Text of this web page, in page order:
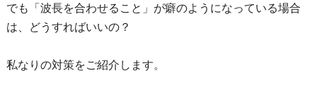
でも「波長を合わせること」が癖のようになっている場合
は、どうすればいいの？
私なりの対策をご紹介します。